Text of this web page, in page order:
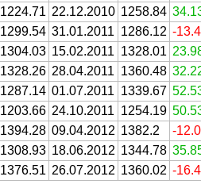
1224.71 22.12.2010 1258.84
1299.54 31.01.2011 1286.12 -
1304.03 15.02.2011 1328.01
1328.26 28.04.2011 1360.48
1287.14 01.07.2011 1339.67
1203.66 24.10.2011 1254.19
1394.28 09.04.2012 1382.2
-
1308.93 18.06.2012 1344.78
1376.51 26.07.2012 1360.02 -